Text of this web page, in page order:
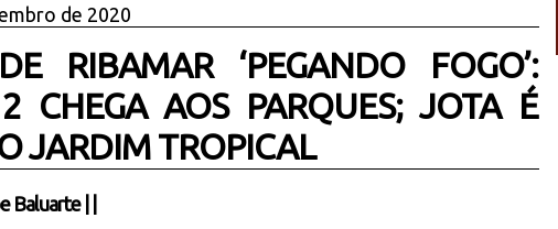
de 2020
RIBAMAR ‘PEGANDO FOGO’:
CHEGA AOS PARQUES; JOTA É
JARDIM TROPICAL
Baluarte